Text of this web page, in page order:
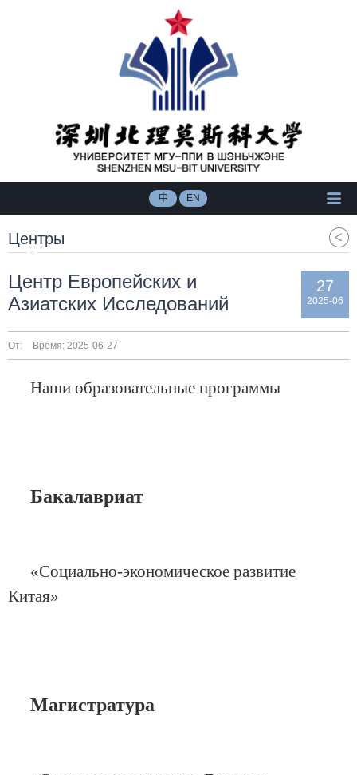
中 EN
Центры
Центр Европейских и
Азиатских Исследований
27
2025-06
От: Время: 2025-06-27
Наши образовательные программы
Бакалавриат
«Социально-экономическое развитие
Китая»
Магистратура